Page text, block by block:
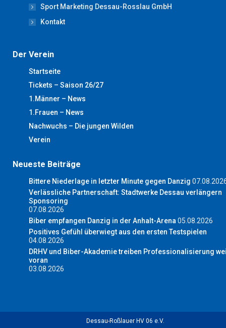
Sport Marketing Dessau-Rosslau GmbH
Kontakt
Der Verein
Startseite
Tickets – Saison 26/27
1.Männer – News
1.Frauen – News
Nachwuchs – Die jungen Wilden
Verein
Neueste Beiträge
Bittere Niederlage in letzter Minute gegen Danzig
Verlässliche Partnerschaft: Stadtwerke Dessau verlängern
Sponsoring
07.08.2026
Biber empfangen Danzig in der Anhalt-Arena05.08.2026
Positives Gefühl überwiegt aus den ersten Testspielen
04.08.2026
DRHV und Biber-Akademie treiben Professionalisierung
voran
03.08.2026
Dessau-Roßlauer HV 06 e.V.